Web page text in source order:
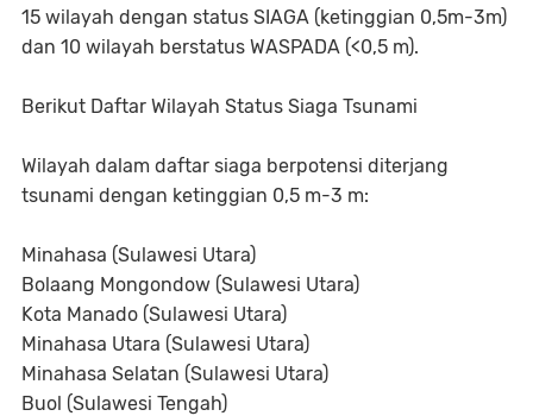
15 wilayah dengan status SIAGA (ketinggian 0,5m-3m)
dan 10 wilayah berstatus WASPADA (<0,5 m).
Berikut Daftar Wilayah Status Siaga Tsunami
Wilayah dalam daftar siaga berpotensi diterjang
tsunami dengan ketinggian 0,5 m-3 m:
Minahasa (Sulawesi Utara)
Bolaang Mongondow (Sulawesi Utara)
Kota Manado (Sulawesi Utara)
Minahasa Utara (Sulawesi Utara)
Minahasa Selatan (Sulawesi Utara)
Buol (Sulawesi Tengah)